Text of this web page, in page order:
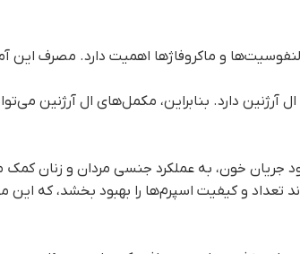
و ماکروفاژها اهمیت دارد. مصرف این
آرژنین دارد. بنابراین، مکمل‌های ال آرژنین
جریان خون، به عملکرد جنسی مردان و زنان
تعداد و کیفیت اسپرم‌ها را بهبود بخشد، که